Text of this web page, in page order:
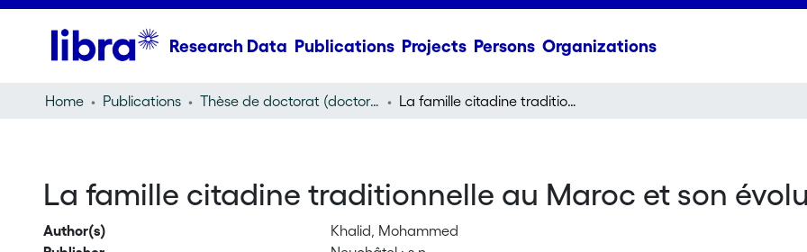
Research Data Publications Projects Persons Organizations
Home Publications Thèse de doctorat (doctoral thesis) La famille citadine traditionnelle au Maroc et son évolution
La famille citadine traditionnelle au Maroc et son
Author(s)
Khalid, Mohammed